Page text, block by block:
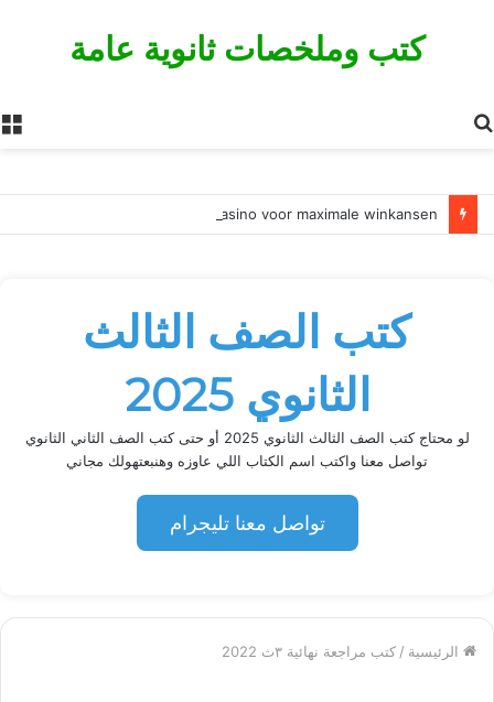
كتب وملخصات ثانوية عامة
كتب الصف الثالث
الثانوي 2025
لو محتاج كتب الصف الثالث الثانوي 2025 أو حتى كتب الصف الثاني الثانوي
تواصل معنا واكتب اسم الكتاب اللي عاوزه وهنبعتهولك مجاني
تواصل معنا تليجرام
الرئيسية / كتب مراجعة نهائية ٣ث 2022